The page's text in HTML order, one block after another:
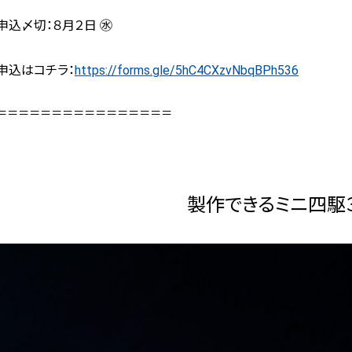
込〆切：８月２日 ㊌
込はコチラ：https://forms.gle/5hC4CXzvNbqBPh536
＝＝＝＝＝＝＝＝＝＝＝＝＝＝＝
製作できるミニ四駆